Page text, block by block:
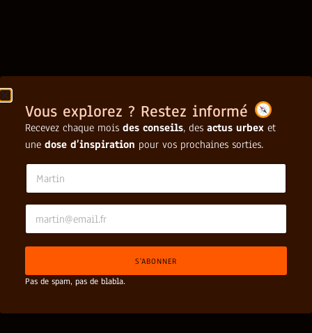
Vous explorez ? Restez informé
Recevez chaque mois des conseils, des actus urbex et
une dose d’inspiration pour vos prochaines sorties.
N
m
e
*E
a
i
*
S'ABONNER
Pas de spam, pas de blabla.